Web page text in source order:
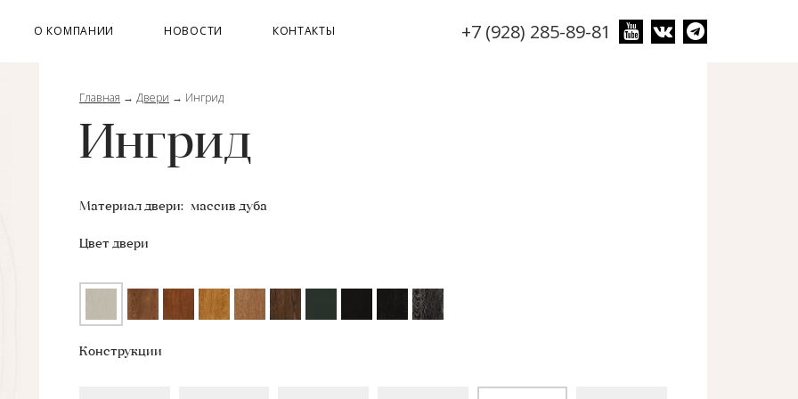
+7 (928) 285-89-81
О КОМПАНИИ НОВОСТИ КОНТАКТЫ
Главная → Двери → Ингрид
Ингрид
Материал двери: массив дуба
Конструкции
Цвет двери